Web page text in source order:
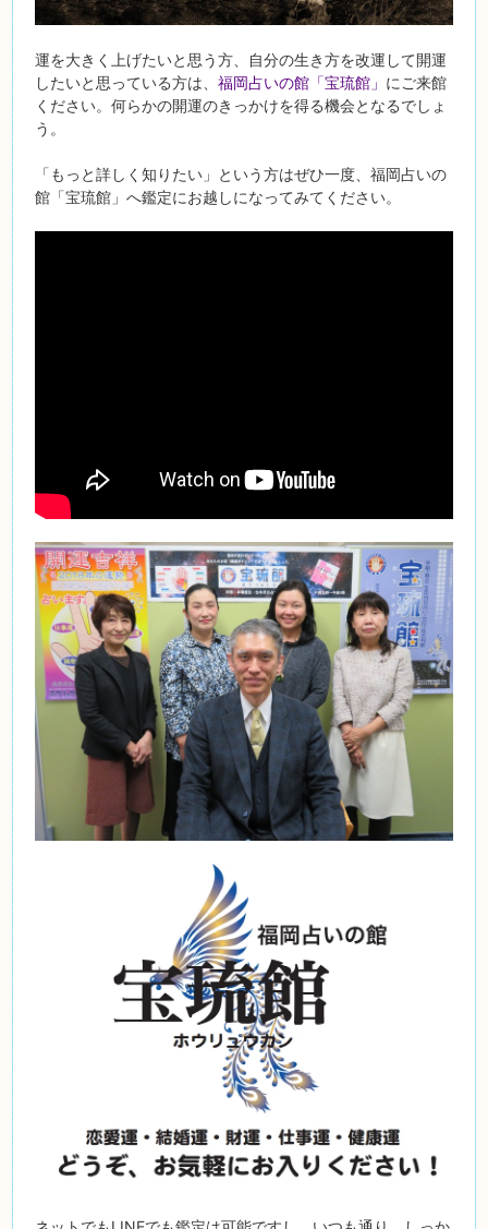
運を大きく上げたいと思う方、自分の生き方を改運して開運
したいと思っている方は、福岡占いの館「宝琉館」 にご来館
ください。何らかの開運のきっかけを得る機会となるでしょ
う。
「もっと詳しく知りたい」という方はぜひ一度、福岡占いの
館「宝琉館」へ鑑定にお越しになってみてください。